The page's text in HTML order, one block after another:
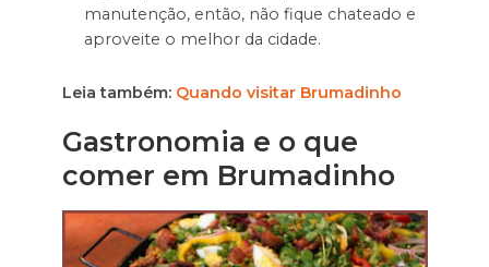
manutenção, então, não fique chateado e
aproveite o melhor da cidade.
Leia também: Quando visitar Brumadinho
Gastronomia e o que
comer em Brumadinho